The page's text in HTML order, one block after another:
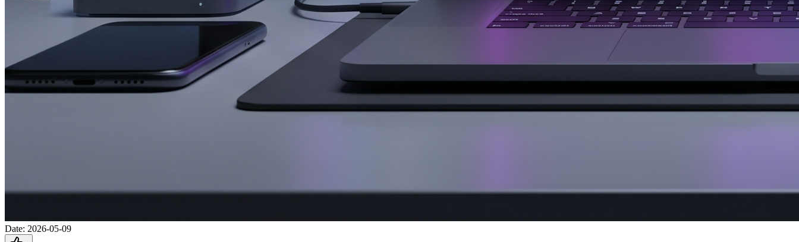
Date: 2026-05-09